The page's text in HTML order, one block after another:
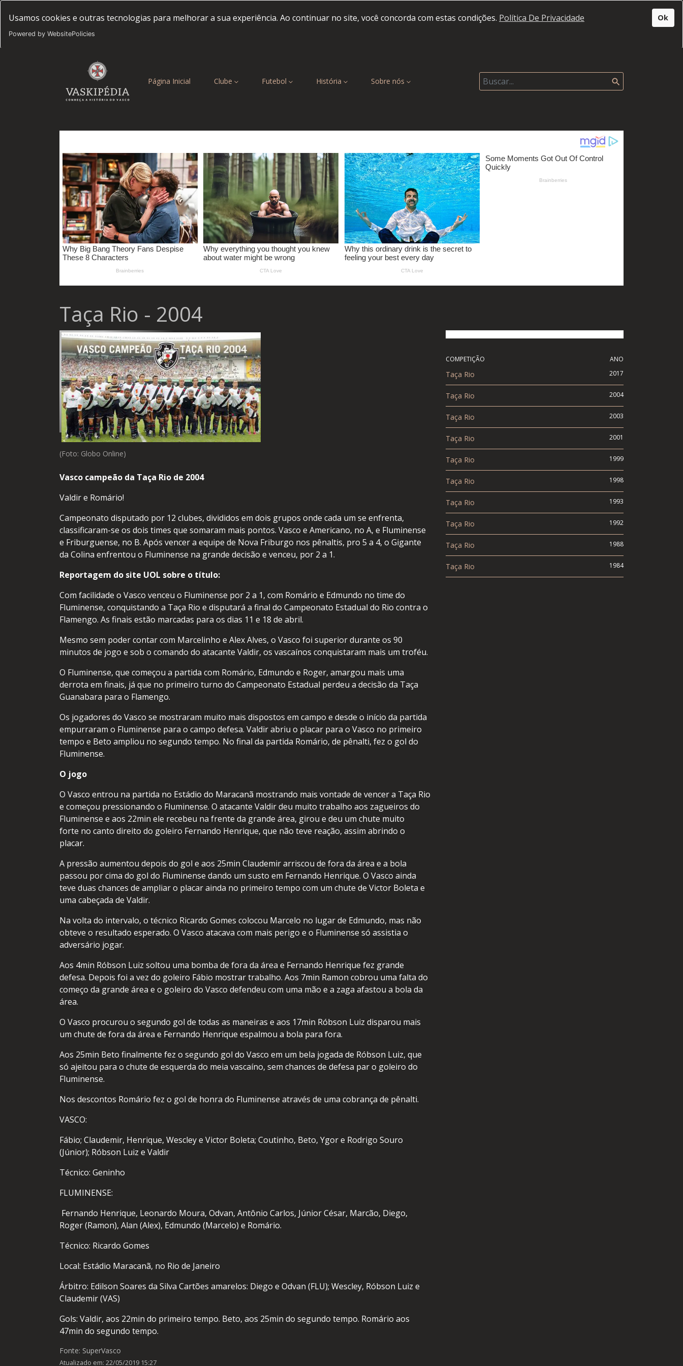
Usamos cookies e outras tecnologias para melhorar a sua experiência. Ao continuar no site, você concorda com estas condições. Política De Privacidade Ok
Powered by WebsitePolicies
Página Inicial (current)Clube Futebol História Sobre nós
Taça Rio - 2004
(Foto: Globo Online)
Vasco campeão da Taça Rio de 2004
Valdir e Romário!
Campeonato disputado por 12 clubes, divididos em dois grupos onde cada um se enfrenta,
classificaram-se os dois times que somaram mais pontos. Vasco e Americano, no A, e Fluminense
e Friburguense, no B. Após vencer a equipe de Nova Friburgo nos pênaltis, pro 5 a 4, o Gigante
da Colina enfrentou o Fluminense na grande decisão e venceu, por 2 a 1.
Reportagem do site UOL sobre o título:
Com facilidade o Vasco venceu o Fluminense por 2 a 1, com Romário e Edmundo no time do
Fluminense, conquistando a Taça Rio e disputará a final do Campeonato Estadual do Rio contra o
Flamengo. As finais estão marcadas para os dias 11 e 18 de abril.
Mesmo sem poder contar com Marcelinho e Alex Alves, o Vasco foi superior durante os 90
minutos de jogo e sob o comando do atacante Valdir, os vascaínos conquistaram mais um troféu.
O Fluminense, que começou a partida com Romário, Edmundo e Roger, amargou mais uma
derrota em finais, já que no primeiro turno do Campeonato Estadual perdeu a decisão da Taça
Guanabara para o Flamengo.
Os jogadores do Vasco se mostraram muito mais dispostos em campo e desde o início da partida
empurraram o Fluminense para o campo defesa. Valdir abriu o placar para o Vasco no primeiro
tempo e Beto ampliou no segundo tempo. No final da partida Romário, de pênalti, fez o gol do
Fluminense.
O jogo
O Vasco entrou na partida no Estádio do Maracanã mostrando mais vontade de vencer a Taça Rio
e começou pressionando o Fluminense. O atacante Valdir deu muito trabalho aos zagueiros do
Fluminense e aos 22min ele recebeu na frente da grande área, girou e deu um chute muito
forte no canto direito do goleiro Fernando Henrique, que não teve reação, assim abrindo o
placar.
A pressão aumentou depois do gol e aos 25min Claudemir arriscou de fora da área e a bola
passou por cima do gol do Fluminense dando um susto em Fernando Henrique. O Vasco ainda
teve duas chances de ampliar o placar ainda no primeiro tempo com um chute de Victor Boleta e
uma cabeçada de Valdir.
Na volta do intervalo, o técnico Ricardo Gomes colocou Marcelo no lugar de Edmundo, mas não
obteve o resultado esperado. O Vasco atacava com mais perigo e o Fluminense só assistia o
adversário jogar.
Aos 4min Róbson Luiz soltou uma bomba de fora da área e Fernando Henrique fez grande
defesa. Depois foi a vez do goleiro Fábio mostrar trabalho. Aos 7min Ramon cobrou uma falta do
começo da grande área e o goleiro do Vasco defendeu com uma mão e a zaga afastou a bola da
área.
O Vasco procurou o segundo gol de todas as maneiras e aos 17min Róbson Luiz disparou mais
um chute de fora da área e Fernando Henrique espalmou a bola para fora.
Aos 25min Beto finalmente fez o segundo gol do Vasco em um bela jogada de Róbson Luiz, que
só ajeitou para o chute de esquerda do meia vascaíno, sem chances de defesa par o goleiro do
Fluminense.
Nos descontos Romário fez o gol de honra do Fluminense através de uma cobrança de pênalti.
VASCO:
Fábio; Claudemir, Henrique, Wescley e Victor Boleta; Coutinho, Beto, Ygor e Rodrigo Souro
(Júnior); Róbson Luiz e Valdir
Técnico: Geninho
FLUMINENSE:
Fernando Henrique, Leonardo Moura, Odvan, Antônio Carlos, Júnior César, Marcão, Diego,
Roger (Ramon), Alan (Alex), Edmundo (Marcelo) e Romário.
Técnico: Ricardo Gomes
Local: Estádio Maracanã, no Rio de Janeiro
Árbitro: Edilson Soares da Silva Cartões amarelos: Diego e Odvan (FLU); Wescley, Róbson Luiz e
Claudemir (VAS)
Gols: Valdir, aos 22min do primeiro tempo. Beto, aos 25min do segundo tempo. Romário aos
47min do segundo tempo.
Fonte: SuperVasco
Atualizado em: 22/05/2019 15:27
COMPETIÇÃO ANO
Taça Rio 2017
Taça Rio 2004
Taça Rio 2003
Taça Rio 2001
Taça Rio 1999
Taça Rio 1998
Taça Rio 1993
Taça Rio 1992
Taça Rio 1988
Taça Rio 1984